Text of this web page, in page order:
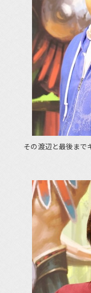
その渡辺と最後まで